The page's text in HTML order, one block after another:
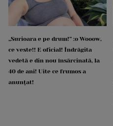
„Surioara e pe drum!” :o Wooow,
ce veste!! E oficial! Îndrăgita
vedetă e din nou însărcinată, la
40 de ani! Uite ce frumos a
anunțat!